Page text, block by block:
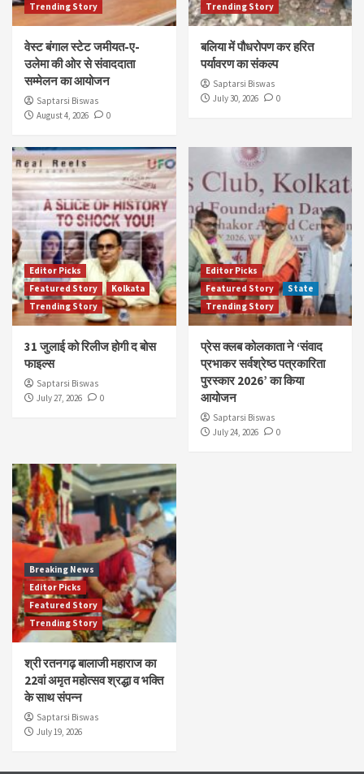
Trending Story
वेस्ट बंगाल स्टेट जमीयत-ए-
उलेमा की ओर से संवाददाता
सम्मेलन का आयोजन
Saptarsi Biswas
August 4, 2026
0
Trending Story
बलिया में पौधरोपण कर हरित
पर्यावरण का संकल्प
Saptarsi Biswas
July 30, 2026
0
Editor Picks
Featured Story
Kolkata
Trending Story
31 जुलाई को रिलीज होगी द बोस
फाइल्स
Saptarsi Biswas
July 27, 2026
0
Editor Picks
Featured Story
State
Trending Story
प्रेस क्लब कोलकाता ने ‘संवाद
प्रभाकर सर्वश्रेष्ठ पत्रकारिता
पुरस्कार 2026’ का किया
आयोजन
Saptarsi Biswas
July 24, 2026
0
Breaking News
Editor Picks
Featured Story
Trending Story
श्री रतनगढ़ बालाजी महाराज का
22वां अमृत महोत्सव श्रद्धा व भक्ति
के साथ संपन्न
Saptarsi Biswas
July 19, 2026